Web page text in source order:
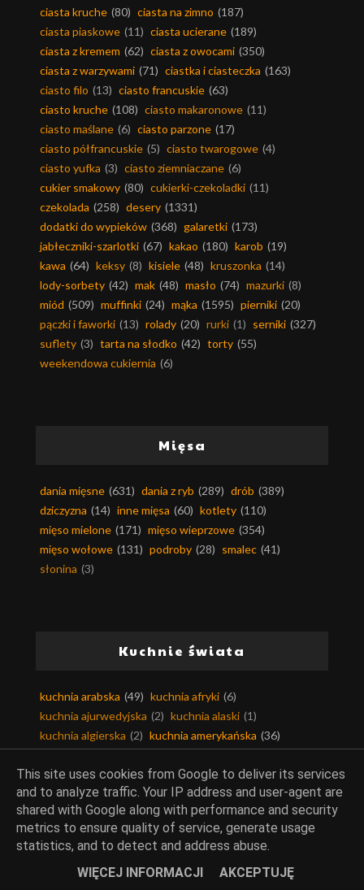
ciasta kruche (80) ciasta na zimno (187)
ciasta piaskowe (11) ciasta ucierane (189)
ciasta z kremem (62) ciasta z owocami (350)
ciasta z warzywami (71) ciastka i ciasteczka (163)
ciasto filo (13) ciasto francuskie (63)
ciasto kruche (108) ciasto makaronowe (11)
ciasto maślane (6) ciasto parzone (17)
ciasto półfrancuskie (5) ciasto twarogowe (4)
ciasto yufka (3) ciasto ziemniaczane (6)
cukier smakowy (80) cukierki-czekoladki (11)
czekolada (258) desery (1331)
dodatki do wypieków (368) galaretki (173)
jabłeczniki-szarlotki (67) kakao (180) karob (19)
kawa (64) keksy (8) kisiele (48) kruszonka (14)
lody-sorbety (42) mak (48) masło (74) mazurki (8)
miód (509) muffinki (24) mąka (1595) pierniki (20)
pączki i faworki (13) rolady (20) rurki (1) serniki (327)
suflety (3) tarta na słodko (42) torty (55)
weekendowa cukiernia (6)
Mięsa
dania mięsne (631) dania z ryb (289) drób (389)
dziczyzna (14) inne mięsa (60) kotlety (110)
mięso mielone (171) mięso wieprzowe (354)
mięso wołowe (131) podroby (28) smalec (41)
słonina (3)
Kuchnie świata
kuchnia arabska (49) kuchnia afryki (6)
kuchnia ajurwedyjska (2) kuchnia alaski (1)
kuchnia algierska (2) kuchnia amerykańska (36)
kuchnia argentyńska (3) kuchnia armenii (2)
kuchnia australijska (20) kuchnia austriacka (9)
kuchnia azjatycka (99) kuchnia bahrajnu (3)
kuchnia bałkańska (34) kuchnia belgijska (4)
kuchnia berberyjska (1) kuchnia birmańska (4)
kuchnia bliskiego wschodu (21) kuchnia boliwii (1)
This site uses cookies from Google to deliver its services
and to analyze traffic. Your IP address and user-agent are
shared with Google along with performance and security
metrics to ensure quality of service, generate usage
statistics, and to detect and address abuse.
WIĘCEJ INFORMACJI
AKCEPTUJĘ